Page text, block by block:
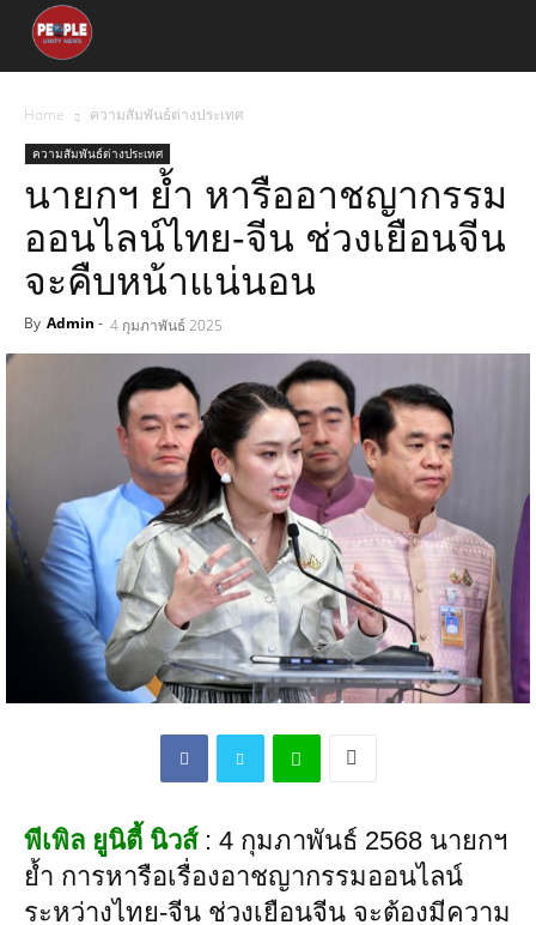
Home ความสัมพันธ์ต่างประเทศ
ความสัมพันธ์ต่างประเทศ
นายกฯ ย้ำ หารืออาชญากรรม
ออนไลน์ไทย-จีน ช่วงเยือนจีน
จะคืบหน้าแน่นอน
By Admin - 4 กุมภาพันธ์ 2025
พีเพิล ยูนิตี้ นิวส์ : 4 กุมภาพันธ์ 2568 นายกฯ
ย้ำ การหารือเรื่องอาชญากรรมออนไลน์
ระหว่างไทย-จีน ช่วงเยือนจีน จะต้องมีความ